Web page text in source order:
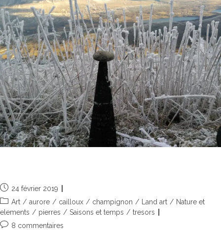
24 février 2019
Art / aurore / cailloux / champignon / Land art / Nature et
elements / pierres / Saisons et temps / tresors
8 commentaires